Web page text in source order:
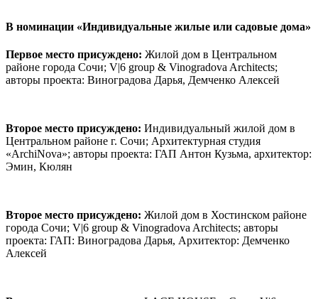
В номинации «Индивидуальные жилые или садовые дома»
Первое место присуждено: Жилой дом в Центральном
районе города Сочи; V|6 group & Vinogradova Architects;
авторы проекта: Виноградова Дарья, Демченко Алексей
Второе место присуждено: Индивидуальный жилой дом в
Центральном районе г. Сочи; Архитектурная студия
«ArchiNova»; авторы проекта: ГАП Антон Кузьма, архитектор:
Эмин, Кюлян
Второе место присуждено: Жилой дом в Хостинском районе
города Сочи; V|6 group & Vinogradova Architects; авторы
проекта: ГАП: Виноградова Дарья, Архитектор: Демченко
Алексей